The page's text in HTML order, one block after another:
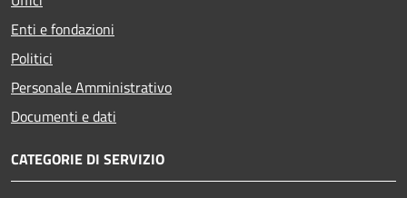
Enti e fondazioni
Politici
Personale Amministrativo
Documenti e dati
CATEGORIE DI SERVIZIO